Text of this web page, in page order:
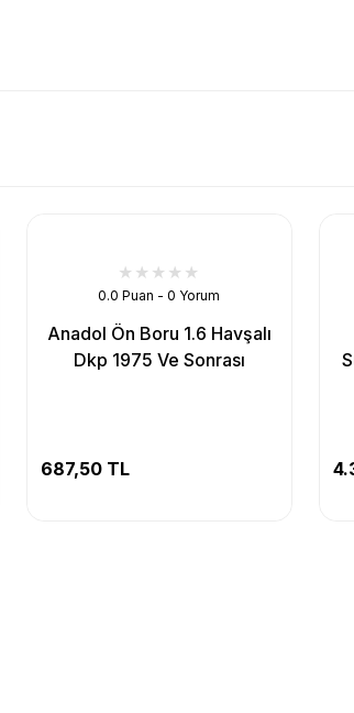
0.0 Puan - 0 Yorum
Anadol Ön Boru 1.6 Havşalı
Dkp 1975 Ve Sonrası
687,50 TL